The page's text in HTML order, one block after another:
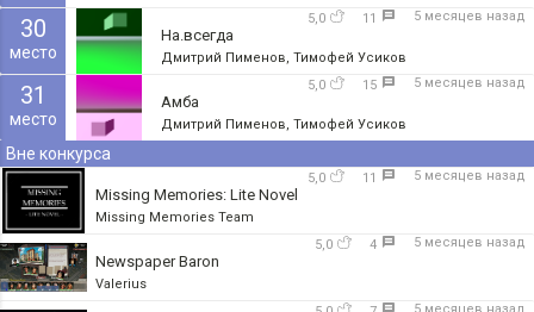
30
место
5 месяцев назад
11
5,0
На.всегда
Дмитрий Пименов, Тимофей Усиков
31
место
5 месяцев назад
15
5,0
Амба
Дмитрий Пименов, Тимофей Усиков
Вне конкурса
5 месяцев назад
11
5,0
Missing Memories: Lite Novel
Missing Memories Team
5 месяцев назад
4
5,0
Newspaper Baron
Valerius